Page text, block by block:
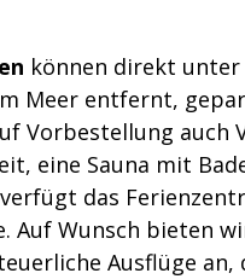
können direkt unter
Meer entfernt,
Vorbestellung auch
eine Sauna mit
das
Auf Wunsch bieten
Ausflüge an,